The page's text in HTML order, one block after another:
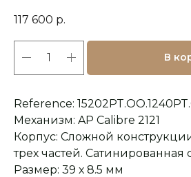
117 600 р.
В
Reference:
Механизм: AP Calibre 2121
Корпус: Сложной
трех частей. Сатинированная
Размер: 39 х 8.5 мм